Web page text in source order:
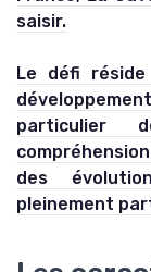
saisir.
Le défi
particulier
des
pleinement